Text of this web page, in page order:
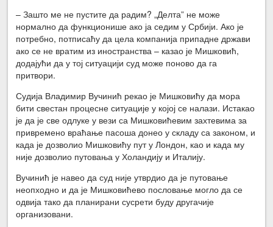
– Зашто ме не пустите да радим? „Делта” не може
нормално да функционише ако ја седим у Србији. Ако је
потребно, потписаћу да цела компанија припадне држави
ако се не вратим из иностранства – казао је Мишковић,
додајући да у тој ситуацији суд може поново да га
притвори.
Судија Владимир Вучинић рекао је Мишковићу да мора
бити свестан процесне ситуације у којој се налази. Истакао
је да је све одлуке у вези са Мишковићевим захтевима за
привремено враћање пасоша донео у складу са законом, и
када је дозволио Мишковићу пут у Лондон, као и када му
није дозволио путовања у Холандију и Италију.
Вучинић је навео да суд није утврдио да је путовање
неопходно и да је Мишковићево пословање могло да се
одвија тако да планирани сусрети буду другачије
организовани.